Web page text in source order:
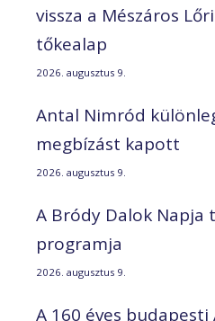
vissza a Mészáros
tőkealap
2026. augusztus 9.
Antal Nimród
megbízást kapott
2026. augusztus 9.
A Bródy Dalok Napja
programja
2026. augusztus 9.
A 160 éves